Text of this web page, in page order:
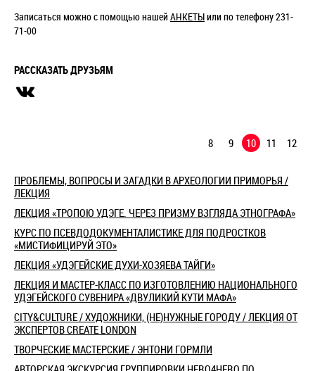
Записаться можно с помощью нашей АНКЕТЫили по телефону231-
71-00
РАССКАЗАТЬ ДРУЗЬЯМ
8 9 10 11 12
ПРОБЛЕМЫ, ВОПРОСЫ И ЗАГАДКИ В АРХЕОЛОГИИ ПРИМОРЬЯ /
ЛЕКЦИЯ
ЛЕКЦИЯ «ТРОПОЮ УДЭГЕ. ЧЕРЕЗ ПРИЗМУ ВЗГЛЯДА ЭТНОГРАФА»
КУРС ПО ПСЕВДОДОКУМЕНТАЛИСТИКЕ ДЛЯ ПОДРОСТКОВ
«МИСТИФИЦИРУЙ ЭТО»
ЛЕКЦИЯ «УДЭГЕЙСКИЕ ДУХИ-ХОЗЯЕВА ТАЙГИ»
ЛЕКЦИЯ И МАСТЕР-КЛАСС ПО ИЗГОТОВЛЕНИЮ НАЦИОНАЛЬНОГО
УДЭГЕЙСКОГО СУВЕНИРА «ДВУЛИКИЙ КУТИ МАФА»
CITY&CULTURE / ХУДОЖНИКИ, (НЕ)НУЖНЫЕ ГОРОДУ / ЛЕКЦИЯ ОТ
ЭКСПЕРТОВ CREATE LONDON
ТВОРЧЕСКИЕ МАСТЕРСКИЕ / ЭНТОНИ ГОРМЛИ